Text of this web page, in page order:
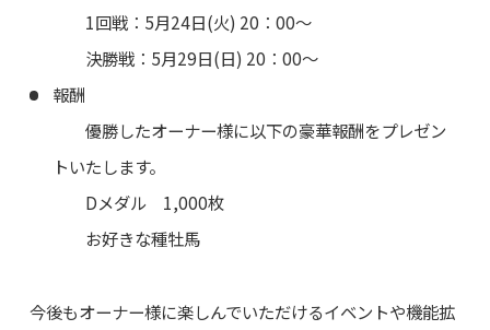
1回戦：5月24日(火) 20：00～
決勝戦：5月29日(日) 20：00～
報酬
優勝したオーナー様に以下の豪華報酬をプレゼン
トいたします。
Dメダル 1,000枚
お好きな種牡馬
今後もオーナー様に楽しんでいただけるイベントや機能拡